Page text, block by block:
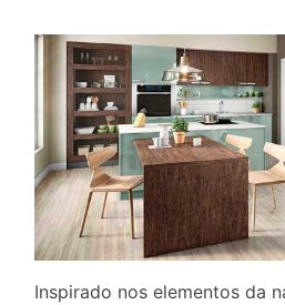
Inspirado nos elementos da